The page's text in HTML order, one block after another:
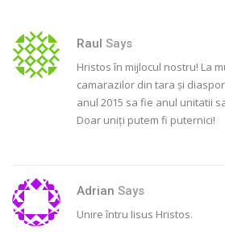
Raul Says
Hristos în mijlocul nostru! La
camarazilor din tara și
anul 2015 sa fie anul unitatii
Doar uniți putem fi puternici!
Adrian Says
Unire întru Iisus Hristos.